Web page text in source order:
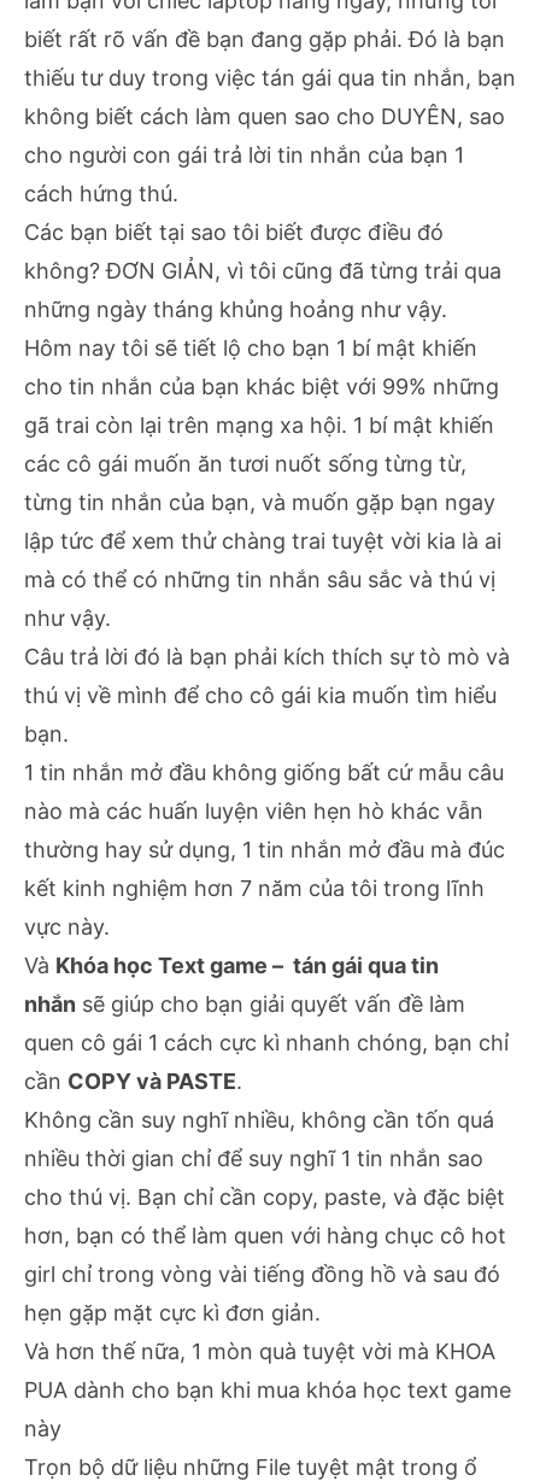
biết rất rõ vấn đề bạn đang gặp phải. Đó là bạn
thiếu tư duy trong việc tán gái qua tin nhắn, bạn
không biết cách làm quen sao cho DUYÊN, sao
cho người con gái trả lời tin nhắn của bạn 1
cách hứng thú.
Các bạn biết tại sao tôi biết được điều đó
không? ĐƠN GIẢN, vì tôi cũng đã từng trải qua
những ngày tháng khủng hoảng như vậy.
Hôm nay tôi sẽ tiết lộ cho bạn 1 bí mật khiến
cho tin nhắn của bạn khác biệt với 99% những
gã trai còn lại trên mạng xa hội. 1 bí mật khiến
các cô gái muốn ăn tươi nuốt sống từng từ,
từng tin nhắn của bạn, và muốn gặp bạn ngay
lập tức để xem thử chàng trai tuyệt vời kia là ai
mà có thể có những tin nhắn sâu sắc và thú vị
như vậy.
Câu trả lời đó là bạn phải kích thích sự tò mò và
thú vị về mình để cho cô gái kia muốn tìm hiểu
bạn.
1 tin nhắn mở đầu không giống bất cứ mẫu câu
nào mà các huấn luyện viên hẹn hò khác vẫn
thường hay sử dụng, 1 tin nhắn mở đầu mà đúc
kết kinh nghiệm hơn 7 năm của tôi trong lĩnh
vực này.
Và Khóa học Text game – tán gái qua tin
nhắn sẽ giúp cho bạn giải quyết vấn đề làm
quen cô gái 1 cách cực kì nhanh chóng, bạn chỉ
cần COPY và PASTE.
Không cần suy nghĩ nhiều, không cần tốn quá
nhiều thời gian chỉ để suy nghĩ 1 tin nhắn sao
cho thú vị. Bạn chỉ cần copy, paste, và đặc biệt
hơn, bạn có thể làm quen với hàng chục cô hot
girl chỉ trong vòng vài tiếng đồng hồ và sau đó
hẹn gặp mặt cực kì đơn giản.
Và hơn thế nữa, 1 mòn quà tuyệt vời mà KHOA
PUA dành cho bạn khi mua khóa học text game
này
Trọn bộ dữ liệu những File tuyệt mật trong ổ